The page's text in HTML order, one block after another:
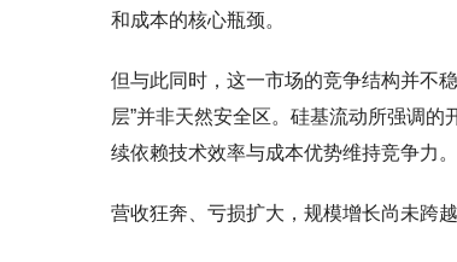
和成本的核心瓶颈。
但与此同时，这一市场的竞争结构并不
层”并非天然安全区。硅基流动所强调
续依赖技术效率与成本优势维持竞争力。
营收狂奔、亏损扩大，规模增长尚未跨